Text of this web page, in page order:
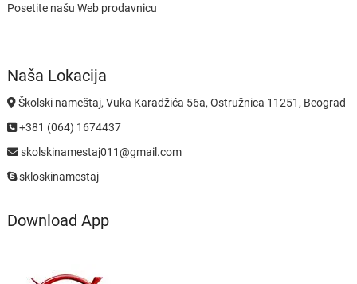
Posetite našu Web prodavnicu
Naša Lokacija
Školski nameštaj, Vuka Karadžića 56a, Ostružnica 11251, Beograd
+381 (064) 1674437
skolskinamestaj011@gmail.com
skloskinamestaj
Download App